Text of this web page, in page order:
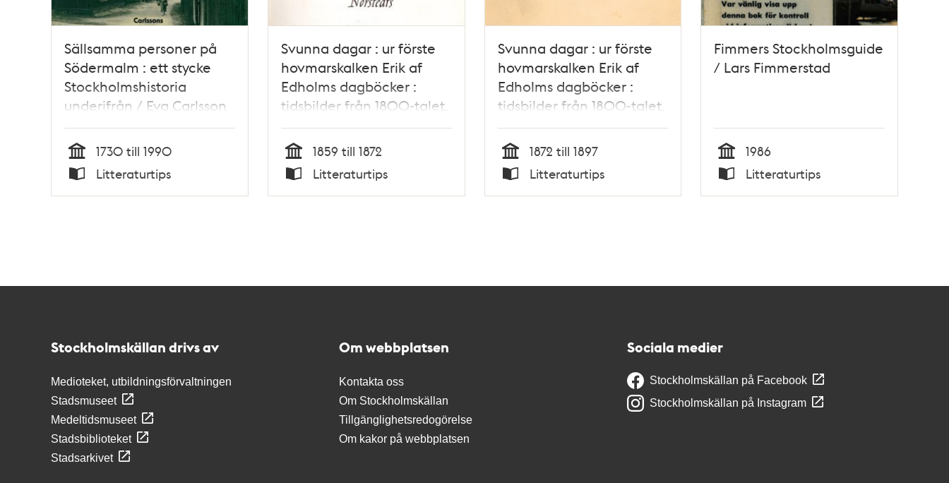
Sällsamma personer på
Södermalm : ett stycke
Stockholmshistoria
underifrån / Eva Carlsson
Werle
Tid
1730 till 1990
Typ
Litteraturtips
Svunna dagar : ur förste
hovmarskalken Erik af
Edholms dagböcker :
tidsbilder från 1800-talet.
På Carl XV:s tid / utgivna
av hans son
Tid
1859 till 1872
Typ
Litteraturtips
Svunna dagar : ur förste
hovmarskalken Erik af
Edholms dagböcker :
tidsbilder från 1800-talet.
Mot seklets slut :
upplevelser under Oskar
II:s tid intill författarens
död 1897 / utgivna av
hans son
Tid
1872 till 1897
Typ
Litteraturtips
Fimmers Stockholmsguide
/ Lars Fimmerstad
Tid
1986
Typ
Litteraturtips
Stockholmskällan drivs av
Medioteket, utbildningsförvaltningen
Stadsmuseet
Medeltidsmuseet
Stadsbiblioteket
Stadsarkivet
Om webbplatsen
Kontakta oss
Om Stockholmskällan
Tillgänglighetsredogörelse
Om kakor på webbplatsen
Sociala medier
Stockholmskällan på Facebook
Stockholmskällan på Instagram